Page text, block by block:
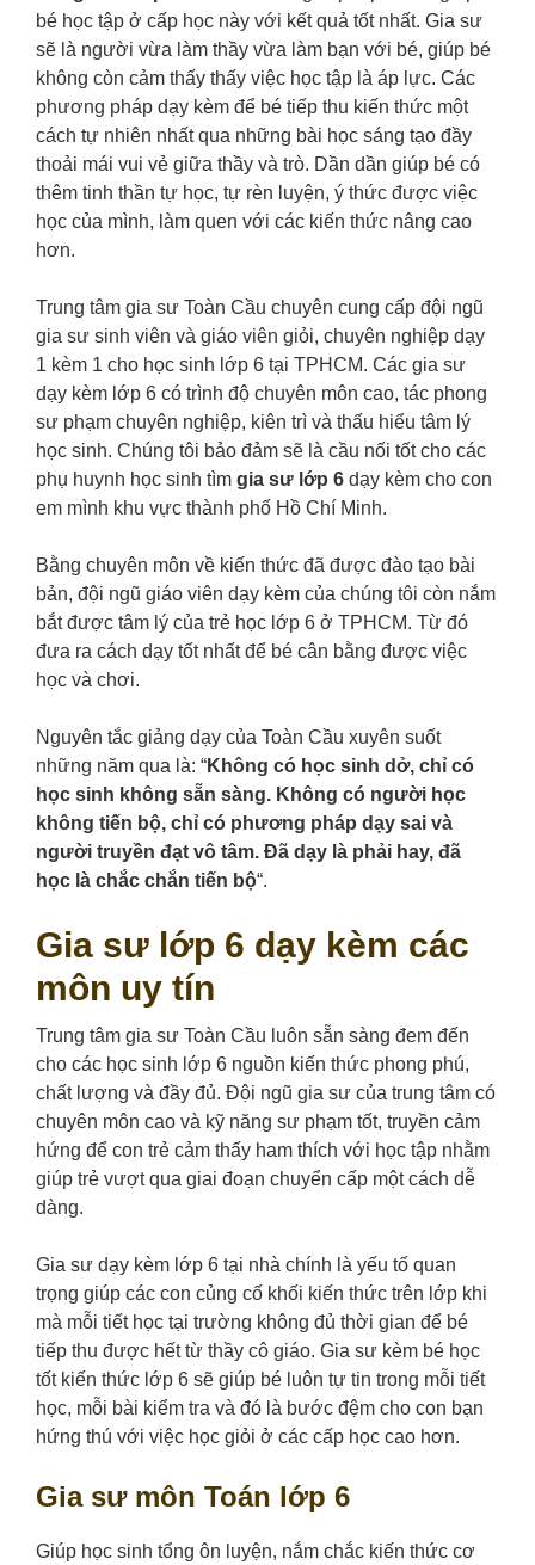
bé học tập ở cấp học này với kết quả tốt nhất. Gia sư
sẽ là người vừa làm thầy vừa làm bạn với bé, giúp bé
không còn cảm thấy thấy việc học tập là áp lực. Các
phương pháp dạy kèm để bé tiếp thu kiến thức một
cách tự nhiên nhất qua những bài học sáng tạo đầy
thoải mái vui vẻ giữa thầy và trò. Dần dần giúp bé có
thêm tinh thần tự học, tự rèn luyện, ý thức được việc
học của mình, làm quen với các kiến thức nâng cao
hơn.
Trung tâm gia sư Toàn Cầu chuyên cung cấp đội ngũ
gia sư sinh viên và giáo viên giỏi, chuyên nghiệp dạy
1 kèm 1 cho học sinh lớp 6 tại TPHCM. Các gia sư
dạy kèm lớp 6 có trình độ chuyên môn cao, tác phong
sư phạm chuyên nghiệp, kiên trì và thấu hiểu tâm lý
học sinh. Chúng tôi bảo đảm sẽ là cầu nối tốt cho các
phụ huynh học sinh tìm gia sư lớp 6 dạy kèm cho con
em mình khu vực thành phố Hồ Chí Minh.
Bằng chuyên môn về kiến thức đã được đào tạo bài
bản, đội ngũ giáo viên dạy kèm của chúng tôi còn nắm
bắt được tâm lý của trẻ học lớp 6 ở TPHCM. Từ đó
đưa ra cách dạy tốt nhất để bé cân bằng được việc
học và chơi.
Nguyên tắc giảng dạy của Toàn Cầu xuyên suốt
những năm qua là: “Không có học sinh dở, chỉ có
học sinh không sẵn sàng. Không có người học
không tiến bộ, chỉ có phương pháp dạy sai và
người truyền đạt vô tâm. Đã dạy là phải hay, đã
học là chắc chắn tiến bộ“.
Gia sư lớp 6 dạy kèm các
môn uy tín
Trung tâm gia sư Toàn Cầu luôn sẵn sàng đem đến
cho các học sinh lớp 6 nguồn kiến thức phong phú,
chất lượng và đầy đủ. Đội ngũ gia sư của trung tâm có
chuyên môn cao và kỹ năng sư phạm tốt, truyền cảm
hứng để con trẻ cảm thấy ham thích với học tập nhằm
giúp trẻ vượt qua giai đoạn chuyển cấp một cách dễ
dàng.
Gia sư dạy kèm lớp 6 tại nhà chính là yếu tố quan
trọng giúp các con củng cố khối kiến thức trên lớp khi
mà mỗi tiết học tại trường không đủ thời gian để bé
tiếp thu được hết từ thầy cô giáo. Gia sư kèm bé học
tốt kiến thức lớp 6 sẽ giúp bé luôn tự tin trong mỗi tiết
học, mỗi bài kiểm tra và đó là bước đệm cho con bạn
hứng thú với việc học giỏi ở các cấp học cao hơn.
Gia sư môn Toán lớp 6
Giúp học sinh tổng ôn luyện, nắm chắc kiến thức cơ